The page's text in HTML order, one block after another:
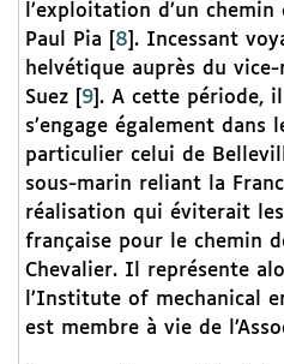
l’exploitation d’un
Paul Pia
8 . Incessant
helvétique auprès du
Suez[ 9] . A cette période,
s’engage également
particulier celui de
sous-marin reliant la
réalisation qui éviterait
française pour le chemin
Chevalier. Il représente
l’Institute of mechanical
est membre à vie de